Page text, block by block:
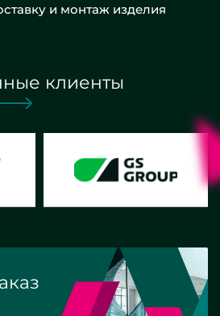
и монтаж изделия
клиенты